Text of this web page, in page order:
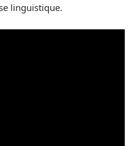
linguistique.